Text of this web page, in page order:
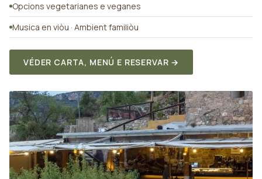
Opcions vegetarianes e veganes
Musica en viòu · Ambient familiòu
VÉDER CARTA, MENÚ E RESERVAR →